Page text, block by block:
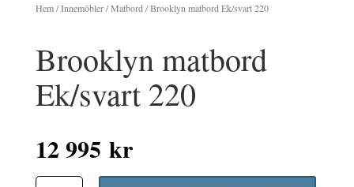
Hem/Innemöbler/Matbord / Brooklyn matbord Ek/svart 220
Brooklyn matbord
Ek/svart 220
12 995 kr